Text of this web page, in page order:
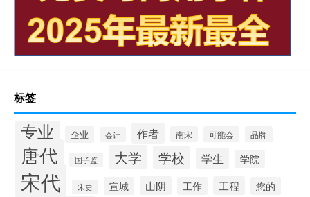
标签
专业 企业 会计 作者 南宋 可能会 品牌
唐代 国子监 大学 学校 学生 学院
宋代 宋史 宣城 山阴 工作 工程 您的